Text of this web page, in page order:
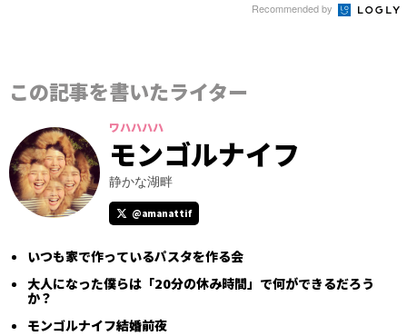
Recommended by
この記事を書いたライター
ワハハハハ
モンゴルナイフ
静かな湖畔
@amanattif
いつも家で作っているパスタを作る会
大人になった僕らは「20分の休み時間」で何ができるだろう
か？
モンゴルナイフ結婚前夜